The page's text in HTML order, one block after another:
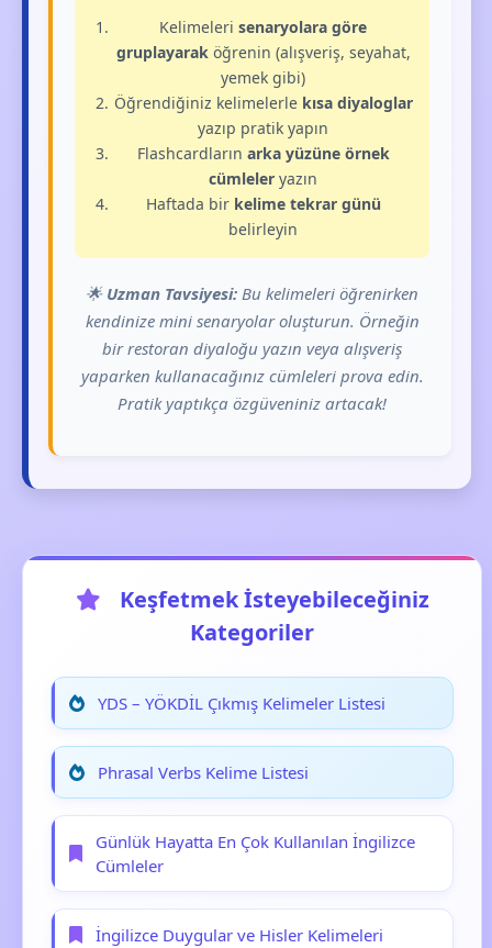
Kelimelerisenaryolara göre
gruplayaraköğrenin (alışveriş, seyahat,
yemek gibi)
Öğrendiğiniz kelimelerle kısa diyaloglar
yazıp pratik yapın
Flashcardların arka yüzüne örnek
cümleler yazın
Haftada bir kelime tekrar günü
belirleyin
🌟 Uzman Tavsiyesi: Bu kelimeleri öğrenirken
kendinize mini senaryolar oluşturun. Örneğin
bir restoran diyaloğu yazın veya alışveriş
yaparken kullanacağınız cümleleri prova edin.
Pratik yaptıkça özgüveniniz artacak!
Keşfetmek İsteyebileceğiniz
Kategoriler
YDS – YÖKDİL Çıkmış Kelimeler Listesi
Phrasal Verbs Kelime Listesi
Günlük Hayatta En Çok Kullanılan İngilizce
Cümleler
İngilizce Duygular ve Hisler Kelimeleri